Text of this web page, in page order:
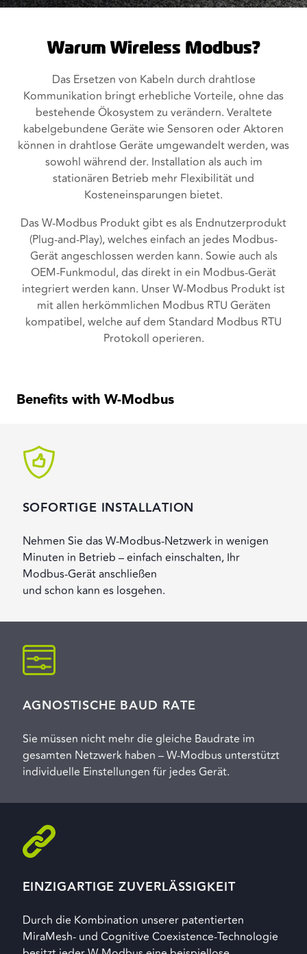
Warum Wireless Modbus?
Das Ersetzen von Kabeln durch drahtlose
Kommunikation bringt erhebliche Vorteile, ohne das
bestehende Ökosystem zu verändern. Veraltete
kabelgebundene Geräte wie Sensoren oder Aktoren
können in drahtlose Geräte umgewandelt werden, was
sowohl während der. Installation als auch im
stationären Betrieb mehr Flexibilität und
Kosteneinsparungen bietet.
Das W-Modbus Produkt gibt es als Endnutzerprodukt
(Plug-and-Play), welches einfach an jedes Modbus-
Gerät angeschlossen werden kann. Sowie auch als
OEM-Funkmodul, das direkt in ein Modbus-Gerät
integriert werden kann. Unser W-Modbus Produkt ist
mit allen herkömmlichen Modbus RTU Geräten
kompatibel, welche auf dem Standard Modbus RTU
Protokoll operieren.
Benefits with W-Modbus
SOFORTIGE INSTALLATION
Nehmen Sie das W-Modbus-Netzwerk in wenigen
Minuten in Betrieb – einfach einschalten, Ihr
Modbus-Gerät anschließen
und schon kann es losgehen.
AGNOSTISCHE BAUD RATE
Sie müssen nicht mehr die gleiche Baudrate im
gesamten Netzwerk haben – W-Modbus unterstützt
individuelle Einstellungen für jedes Gerät.
EINZIGARTIGE ZUVERLÄSSIGKEIT
Durch die Kombination unserer patentierten
MiraMesh- und Cognitive Coexistence-Technologie